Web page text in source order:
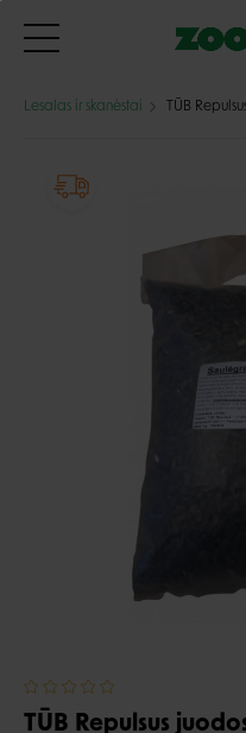
Lesalas ir skanėstai TŪB
TŪB Repulsus